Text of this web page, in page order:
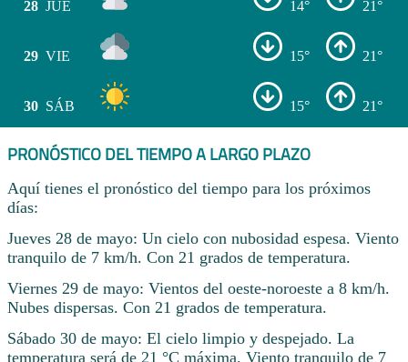
28 JUE 14° 21°
29 VIE 15° 21°
30 SÁB 15° 21°
PRONÓSTICO DEL TIEMPO A LARGO PLAZO
Aquí tienes el pronóstico del tiempo para los próximos
días:
Jueves 28 de mayo: Un cielo con nubosidad espesa. Viento
tranquilo de 7 km/h. Con 21 grados de temperatura.
Viernes 29 de mayo: Vientos del oeste-noroeste a 8 km/h.
Nubes dispersas. Con 21 grados de temperatura.
Sábado 30 de mayo: El cielo limpio y despejado. La
temperatura será de 21 °C máxima. Viento tranquilo de 7